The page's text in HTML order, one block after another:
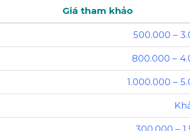
Giá tham khảo
500.000 –
800.000 –
1.000.000 –
300.000 –